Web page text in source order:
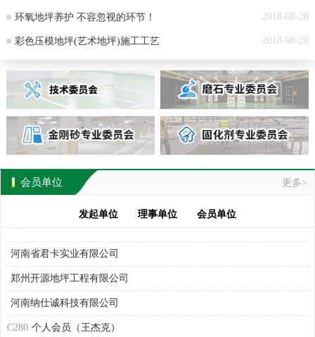
2018-08-28
环氧地坪养护 不容忽视的环节！
2018-08-28
彩色压模地坪(艺术地坪)施工工艺
更多>
会员单位
发起单位 理事单位 会员单位
河南省贝卡建筑工程有限公司
A002 河南大广建材有限公司
A001 河南康太实业有限公司
河南中诚建筑工程有限公司
郑州大力装饰工程有限公司
河南省君卡实业有限公司
郑州开源地坪工程有限公司
河南纳仕诚科技有限公司
C280 个人会员（王杰克）